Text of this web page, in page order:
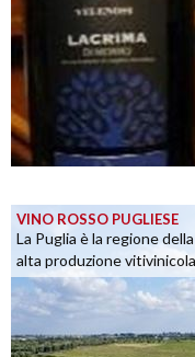
VINO ROSSO PUGLIESE
La Puglia è la regione
alta produzione